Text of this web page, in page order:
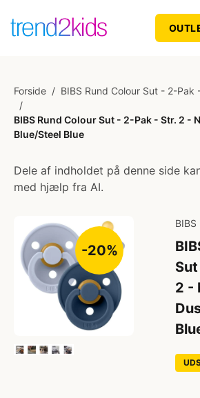
Forside / BIBS Rund Colour Sut - 2-
/
BIBS Rund Colour Sut - 2-Pak - Str. 2 -
Blue/Steel Blue
Dele af indholdet på denne side
med hjælp fra AI.
-20%
BIBS
2 -